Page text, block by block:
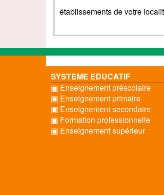
établissements de votre
SYSTEME EDUCATIF
▣ Enseignement préscolaire
▣ Enseignement primaire
▣ Enseignement secondaire
▣ Formation professionnelle
▣ Enseignement supérieur